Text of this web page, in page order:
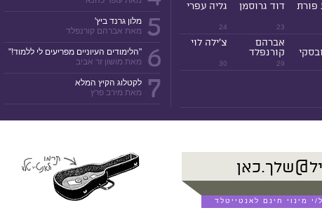
פורת
23
דוד גרוסמן
24
גליה עפרי
29
אברהם
קורנפלד
30
צ'ילה לוי 5
מלון גרנד ביץ'
מאת אברהם קורנפלד
6
"הלימודים העיוניים מפריעים לי ללמוד!"
מאת מושון זר אביב
7
לקטלוג הקיץ המלא
מאת מירב פרץ